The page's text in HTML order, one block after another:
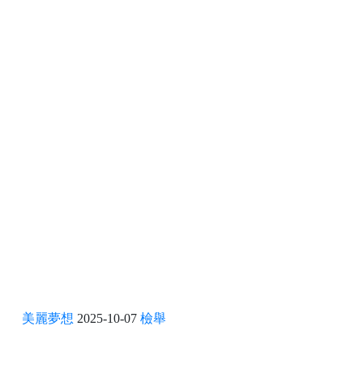
美麗夢想 2025-10-07 檢舉